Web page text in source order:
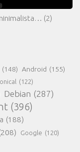
(2)
(148) Android (155)
(122)
Debian (287)
(396)
(188)
Google (120)